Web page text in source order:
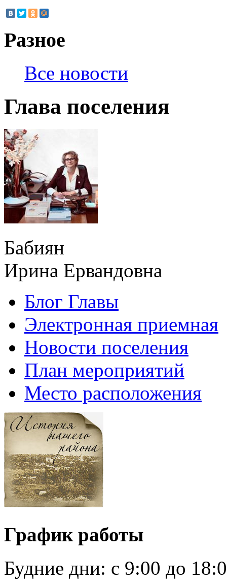
Разное
Все новости
Глава поселения
Бабиян
Ирина Ервандовна
Блог Главы
Электронная приемная
Новости поселения
План мероприятий
Место расположения
График работы
Будние дни: c 9:00 до